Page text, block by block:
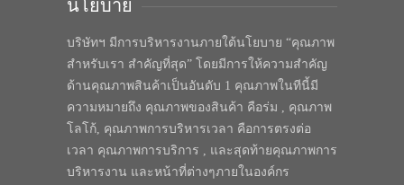
นโยบาย
บริษัทฯ มีการบริหารงานภายใต้นโยบาย “คุณภาพ
สำหรับเรา สำคัญที่สุด” โดยมีการให้ความสำคัญ
ด้านคุณภาพสินค้าเป็นอันดับ 1 คุณภาพในทีนี้มี
ความหมายถึง คุณภาพของสินค้า คือร่ม , คุณภาพ
โลโก้, คุณภาพการบริหารเวลา คือการตรงต่อ
เวลา คุณภาพการบริการ , และสุดท้ายคุณภาพการ
บริหารงาน และหน้าที่ต่างๆภายในองค์กร